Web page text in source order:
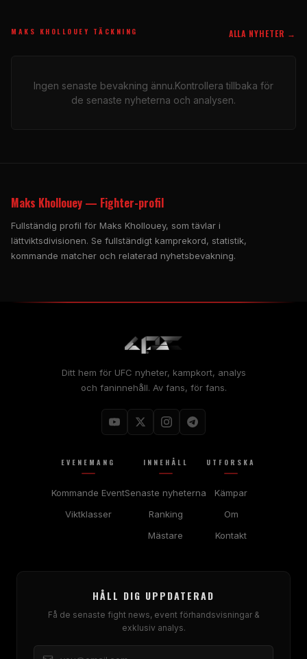
MAKS KHOLLOUEY TÄCKNING ALLA NYHETER →
Ingen senaste bevakning ännu.Kontrollera tillbaka för
de senaste nyheterna och analysen.
Maks Khollouey — Fighter-profil
Fullständig profil för Maks Khollouey, som tävlar i
lättviktsdivisionen. Se fullständigt kamprekord, statistik,
kommande matcher och relaterad nyhetsbevakning.
Ditt hem för UFC nyheter, kampkort, analys
och faninnehåll. Av fans, för fans.
EVENEMANG
Kommande Event
Viktklasser
INNEHÅLL
Senaste nyheterna
Ranking
Mästare
UTFORSKA
Kämpar
Om
Kontakt
HÅLL DIG UPPDATERAD
Få de senaste fight news, event förhandsvisningar &
exklusiv analys.